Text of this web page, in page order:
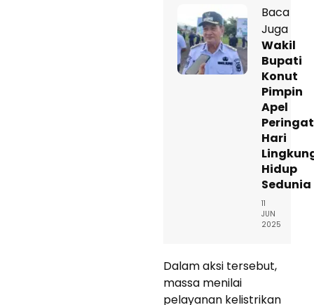
Baca
Juga
Wakil
Bupati
Konut
Pimpin
Apel
Hari
Hidup
Sedunia
11
JUN
2025
Dalam aksi tersebut,
massa menilai
pelayanan kelistrikan